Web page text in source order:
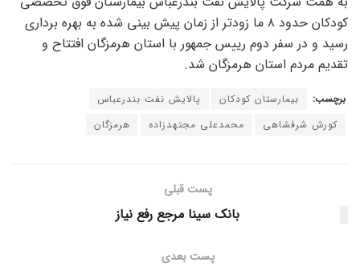
کودکان حدود ۸ ما زودتر از زمان پیش بینی شده به بهره برداری
رسید و در سفر دوم رییس جمهور با استان هرمزگان افتتاح و
تقدیم مردم استان هرمزگان شد.
برچسب: بیمارستان کودکان
پالایش نفت بندرعباس
کورش شرفشاهی
محمدعلی مجتهدزاده هرمزگان
پست قبلی
بانک سینا مرجع رفع نیاز
پست بعدی